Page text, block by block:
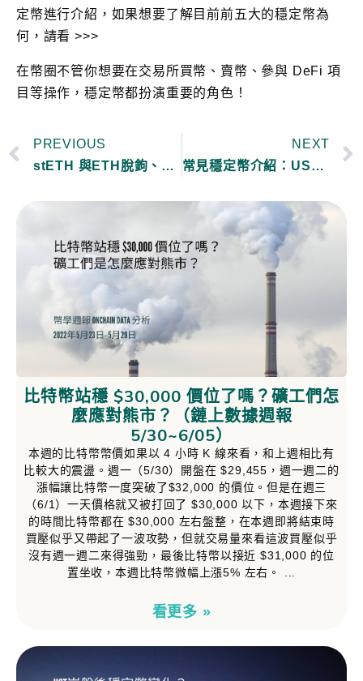
定幣進行介紹，如果想要了解目前前五大的穩定幣為
何，請看 >>>
在幣圈不管你想要在交易所買幣、賣幣、參與 DeFi 項
目等操作，穩定幣都扮演重要的角色！
PREVIOUS
stETH 與ETH脫鉤、Celsius面臨擠兌潮｜stETH是什麼？會歸零嗎？
NEXT
常見穩定幣介紹：USDC, USDT, BUSD, DAI 該如何選擇？
比特幣站穩 $30,000 價位了嗎？礦工們怎
麼應對熊市？（鏈上數據週報
5/30~6/05）
本週的比特幣幣價如果以 4 小時 K 線來看，和上週相比有
比較大的震盪。週一（5/30）開盤在 $29,455，週一週二的
漲幅讓比特幣一度突破了$32,000 的價位。但是在週三
（6/1）一天價格就又被打回了 $30,000 以下，本週接下來
的時間比特幣都在 $30,000 左右盤整，在本週即將結束時
買壓似乎又帶起了一波攻勢，但就交易量來看這波買壓似乎
沒有週一週二來得強勁，最後比特幣以接近 $31,000 的位
置坐收，本週比特幣微幅上漲5% 左右。
看更多 »